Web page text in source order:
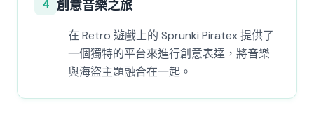
4 創意音樂之旅
在 Retro 遊戲上的 Sprunki Piratex 提供了
一個獨特的平台來進行創意表達，將音樂
與海盜主題融合在一起。